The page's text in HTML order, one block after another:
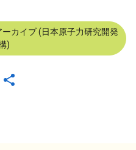
カイブ (日本原子力研究開発
)